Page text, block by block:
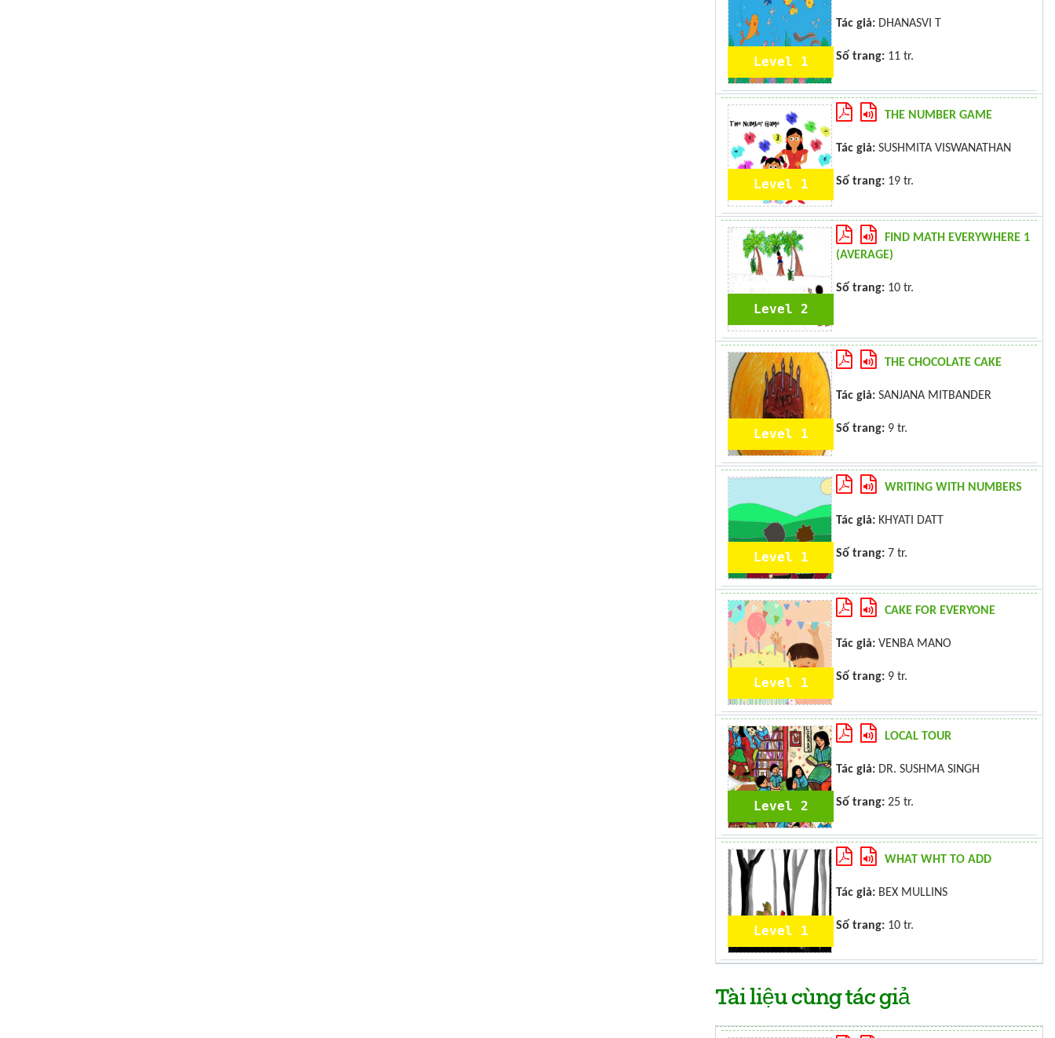
Level 1
Tác giả: DHANASVI T
Số trang: 11 tr.
Level 1
THE NUMBER GAME
Tác giả: SUSHMITA VISWANATHAN
Số trang: 19 tr.
Level 2
FIND MATH EVERYWHERE 1
(AVERAGE)
Số trang: 10 tr.
Level 1
THE CHOCOLATE CAKE
Tác giả: SANJANA MITBANDER
Số trang: 9 tr.
Level 1
WRITING WITH NUMBERS
Tác giả: KHYATI DATT
Số trang: 7 tr.
Level 1
CAKE FOR EVERYONE
Tác giả: VENBA MANO
Số trang: 9 tr.
Level 2
LOCAL TOUR
Tác giả: DR. SUSHMA SINGH
Số trang: 25 tr.
Level 1
WHAT WHT TO ADD
Tác giả: BEX MULLINS
Số trang: 10 tr.
Tài liệu cùng tác giả